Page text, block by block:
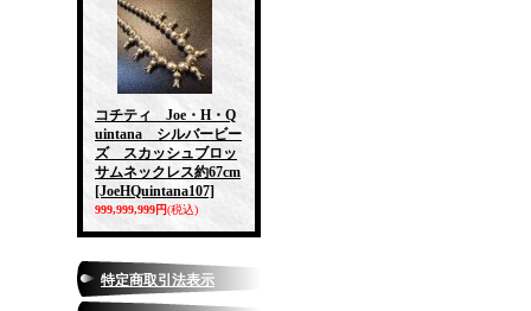
コチティ Joe・H・Q
uintana シルバービー
ズ スカッシュブロッ
サムネックレス約67cm
[JoeHQuintana107]
999,999,999円(税込)
特定商取引法表示